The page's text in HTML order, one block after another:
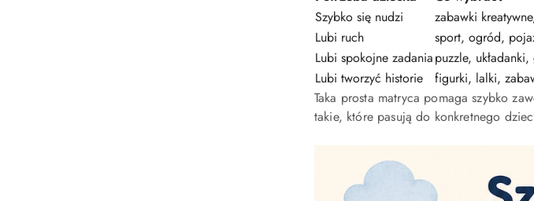
Szybko się nudzi
zabawki
Lubi ruch
sport, ogród,
Lubi spokojne zadaniapuzzle, układanki,
Lubi tworzyć historie
figurki, lalki,
Taka prosta matryca pomaga szybko
takie, które pasują do konkretnego